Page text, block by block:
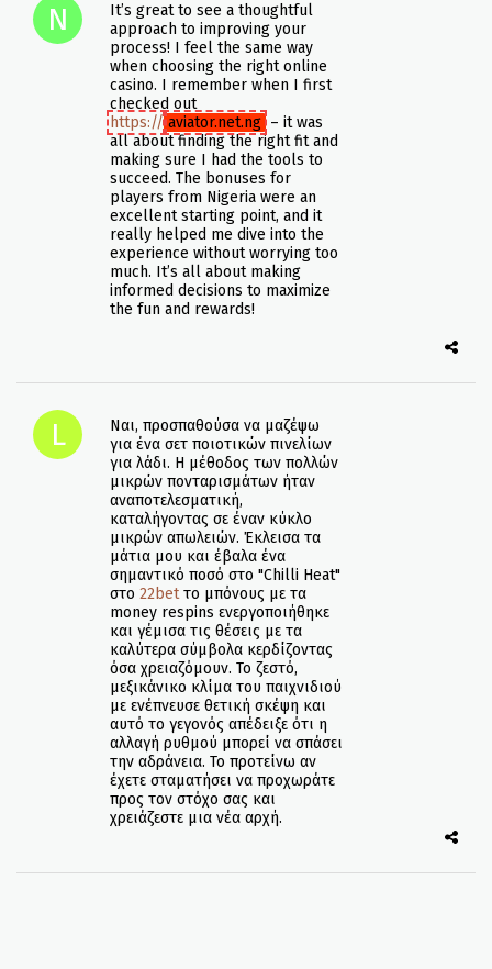
It’s great to see a thoughtful
approach to improving your
process! I feel the same way
when choosing the right online
casino. I remember when I first
checked out
https:// aviator.net.ng – it was
all about finding the right fit and
making sure I had the tools to
succeed. The bonuses for
players from Nigeria were an
excellent starting point, and it
really helped me dive into the
experience without worrying too
much. It’s all about making
informed decisions to maximize
the fun and rewards!
Ναι, προσπαθούσα να μαζέψω
για ένα σετ ποιοτικών πινελίων
για λάδι. Η μέθοδος των πολλών
μικρών πονταρισμάτων ήταν
αναποτελεσματική,
καταλήγοντας σε έναν κύκλο
μικρών απωλειών. Έκλεισα τα
μάτια μου και έβαλα ένα
σημαντικό ποσό στο "Chilli Heat"
στο 22betτο μπόνους με τα
money respins ενεργοποιήθηκε
και γέμισα τις θέσεις με τα
καλύτερα σύμβολα κερδίζοντας
όσα χρειαζόμουν. Το ζεστό,
μεξικάνικο κλίμα του παιχνιδιού
με ενέπνευσε θετική σκέψη και
αυτό το γεγονός απέδειξε ότι η
αλλαγή ρυθμού μπορεί να σπάσει
την αδράνεια. Το προτείνω αν
έχετε σταματήσει να προχωράτε
προς τον στόχο σας και
χρειάζεστε μια νέα αρχή.